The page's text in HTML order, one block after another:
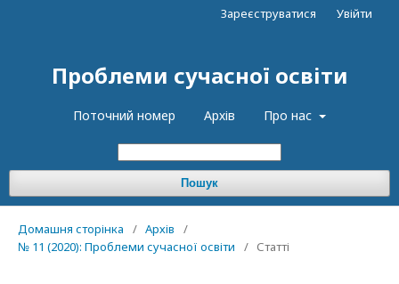
Проблеми сучасної освіти
Поточний номер Архів Про нас
Пошук
Зареєструватися Увійти
Домашня сторінка / Архів
/
№ 11 (2020): Проблеми сучасної освіти
/ Статті